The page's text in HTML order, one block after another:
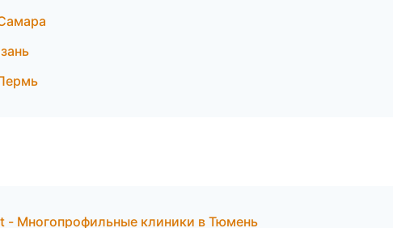
- Многопрофильные клиники в Тюмень